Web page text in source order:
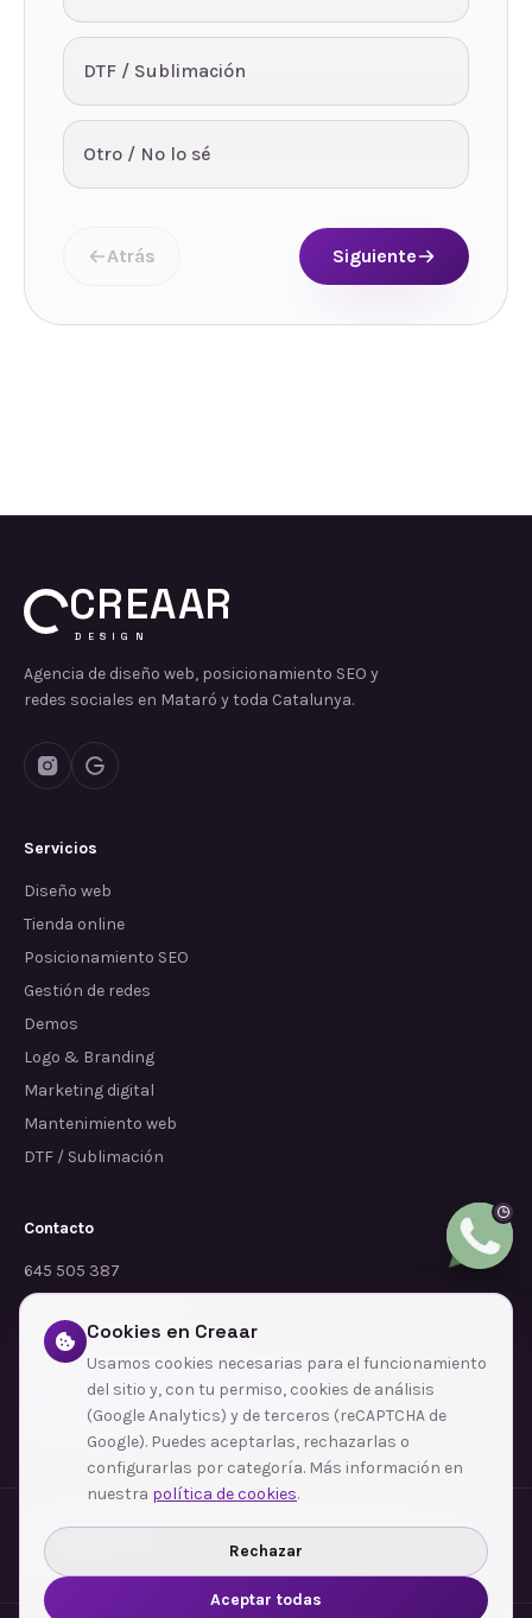
DTF / Sublimación
Otro / No lo sé
Atrás Siguiente
CREAAR
DESIGN
Agencia de diseño web, posicionamiento SEO y
redes sociales en Mataró y toda Catalunya.
Servicios
Diseño web
Tienda online
Posicionamiento SEO
Gestión de redes
Demos
Logo & Branding
Marketing digital
Mantenimiento web
DTF / Sublimación
Contacto
645 505 387
info@dependalium.com
Mataró (Barcelona)
Déjanos tu reseña en Google
Zonas de cobertura·Barcelona·L'Hospitalet de Llobregat·Terrassa·Badalona
Sabadell
Santa Coloma de Gramenet
Ver todas las zonas →
Cookies en Creaar
Usamos cookies necesarias para el funcionamiento
del sitio y, con tu permiso, cookies de análisis
(Google Analytics) y de terceros (reCAPTCHA de
Google). Puedes aceptarlas, rechazarlas o
configurarlas por categoría. Más información en
nuestra política de cookies.
Rechazar
Aceptar todas